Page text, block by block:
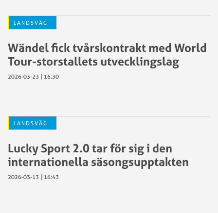
LANDSVÄG
Wändel fick tvårskontrakt med World
Tour-storstallets utvecklingslag
2026-03-23 | 16:30
LANDSVÄG
Lucky Sport 2.0 tar för sig i den
internationella säsongsupptakten
2026-03-13 | 16:43